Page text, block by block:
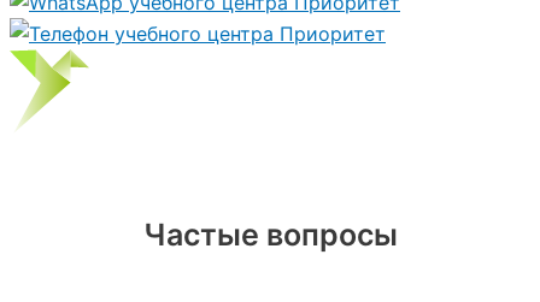
Частые вопросы